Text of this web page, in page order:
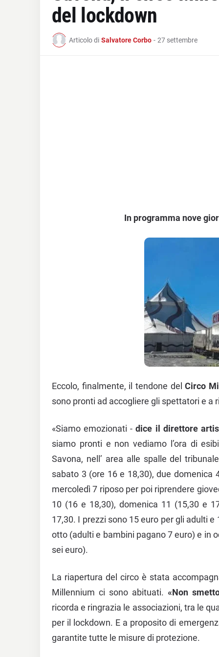
del lockdown
Articolo di Salvatore Corbo - 27 settembre
In programma nove
Eccolo, finalmente, il tendone delCirco
sono pronti ad accogliere gli spettatori e a
«Siamo emozionati -dice il direttore
siamo pronti e non vediamo l’ora di
Savona, nell’ area alle spalle del
sabato 3 (ore 16 e 18,30), due domenica
mercoledì 7 riposo per poi riprendere
10 (16 e 18,30), domenica 11 (15,30 e
17,30. I prezzi sono 15 euro per gli adulti
otto (adulti e bambini pagano 7 euro) e in
sei euro).
La riapertura del circo è stata
Millennium ci sono abituati.«Non
ricorda e ringrazia le associazioni, tra le
per il lockdown. E a proposito di
garantite tutte le misure di protezione.